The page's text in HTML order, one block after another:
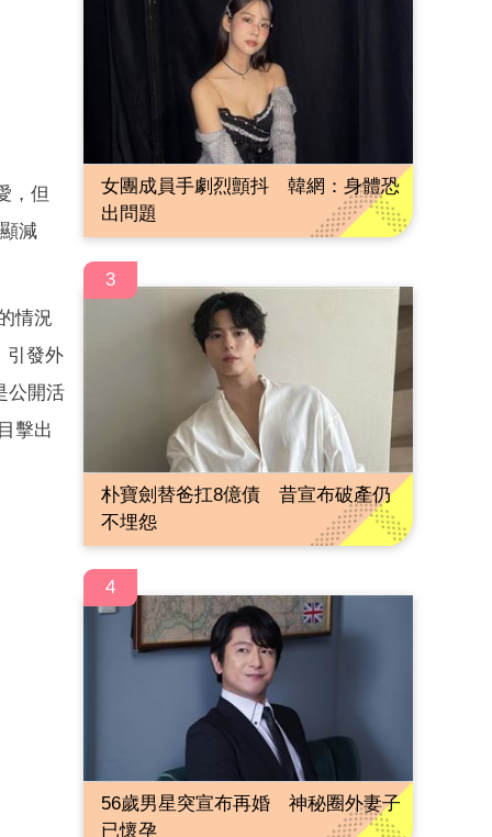
，但
減
情況
引發外
公開活
擊出
女團成員手劇烈顫抖 韓網：身體恐
出問題
3
朴寶劍替爸扛8億債 昔宣布破產仍
不埋怨
4
56歲男星突宣布再婚 神秘圈外妻子
已懷孕